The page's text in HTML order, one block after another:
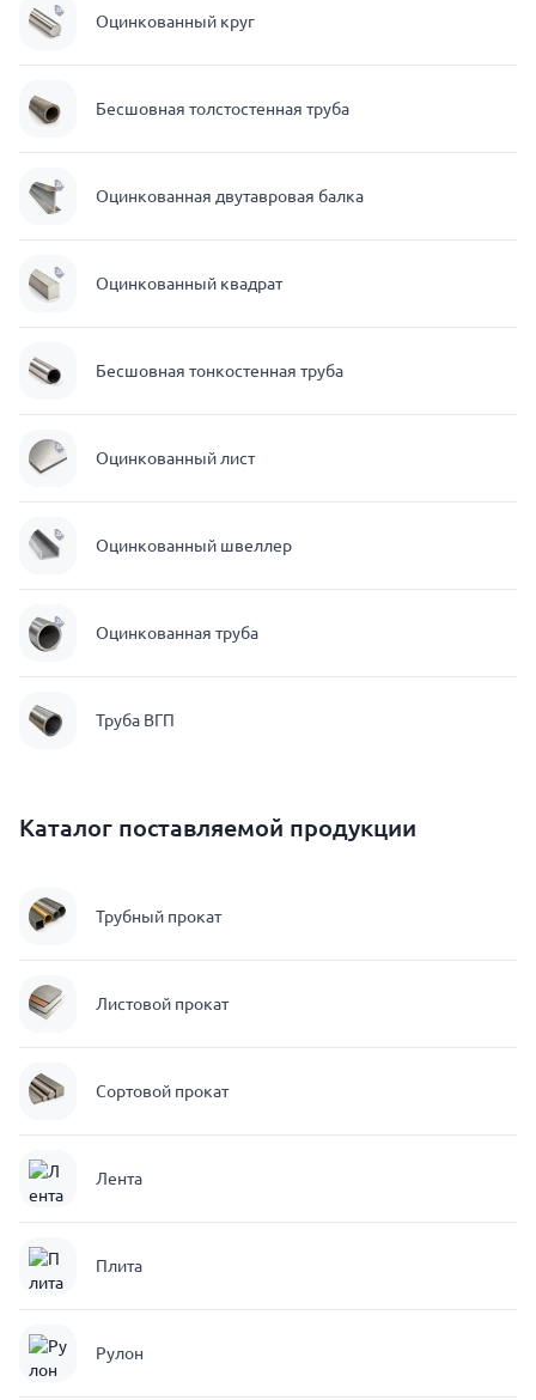
Оцинкованный круг
Бесшовная толстостенная труба
Оцинкованная двутавровая балка
Оцинкованный квадрат
Бесшовная тонкостенная труба
Оцинкованный лист
Оцинкованный швеллер
Оцинкованная труба
Труба ВГП
Каталог поставляемой продукции
Трубный прокат
Листовой прокат
Сортовой прокат
Лента
Плита
Рулон